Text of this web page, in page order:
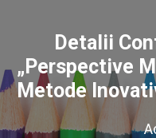
Detalii
„Perspective
Metode